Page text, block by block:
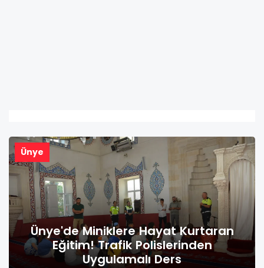
Ünye
Ünye Ziraat Odası Başkanı
Sarıkahraman'dan TMO
Fiyatına Tepki